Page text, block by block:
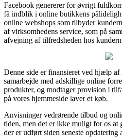
Facebook genererer for øvrigt
få indblik i online butikkens
online webshops som tilbyder
af virksomhedens service, som på
afvejning af tilfredsheden hos
Denne side er finansieret ved hjælp af
samarbejde med adskillige online
produkter, og modtager provision i
på vores hjemmeside laver et køb.
Anvisninger vedrørende tilbud og
tiden, men det er ikke muligt for os at
der er udført siden seneste